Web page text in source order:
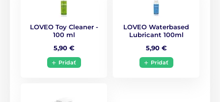
LOVEO Toy Cleaner -
100 ml
5,90 €
Pridať
LOVEO Waterbased
Lubricant 100ml
5,90 €
Pridať